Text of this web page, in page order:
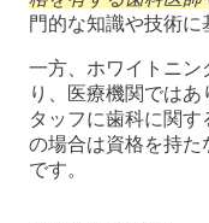
門的な知識や技術に
一方、ホワイトニン
り、医療機関では
タッフに歯科に関す
の場合は資格を持た
です。